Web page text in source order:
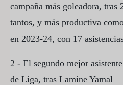
campaña más goleadora, tras
tantos, y más productiva
en 2023-24, con 17
2 - El segundo mejor
de Liga, tras Lamine Yamal